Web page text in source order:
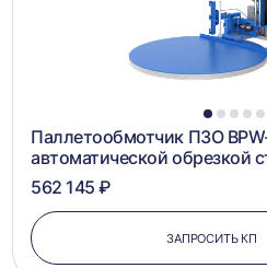
1 2 3 4 5
Паллетообмотчик ПЗО
автоматической обрезкой
562 145 ₽
ЗАПРОСИТЬ КП